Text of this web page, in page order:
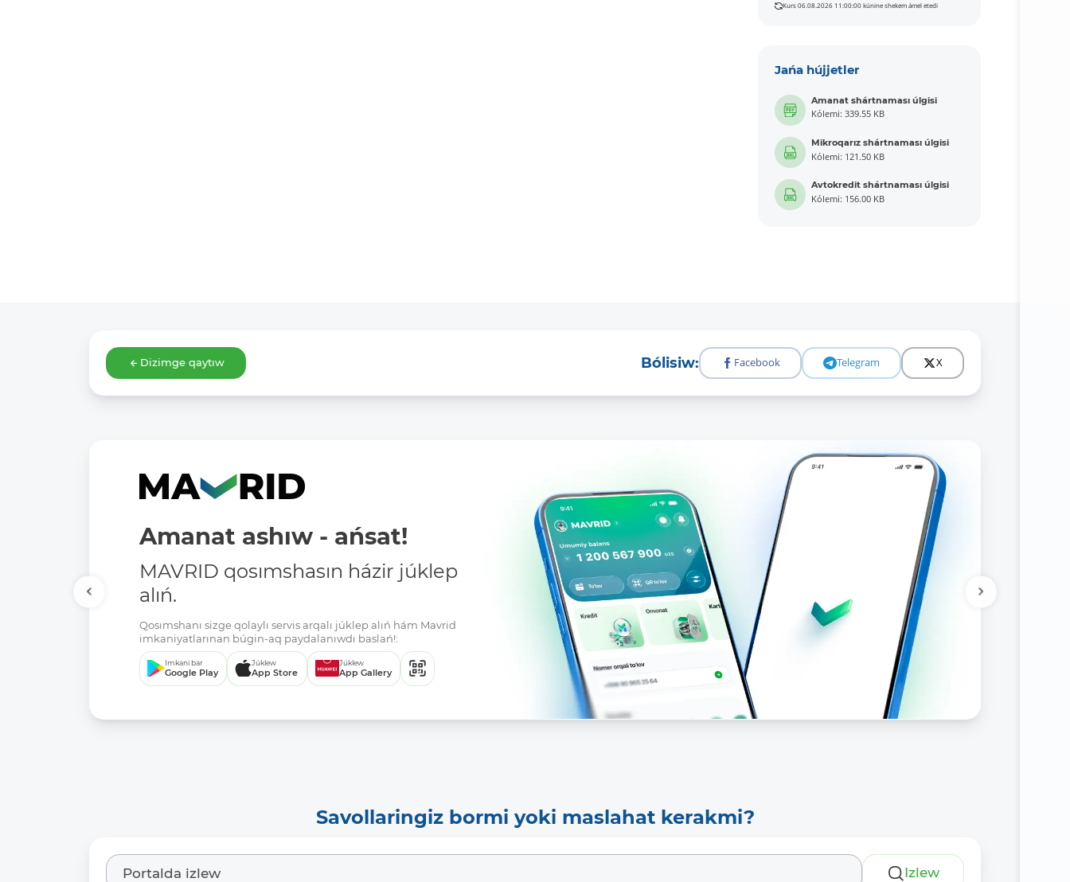
Kurs 06.08.2026 11:00:00 kúnine shekem ámel etedi
Jańa hújjetler
Amanat shártnaması úlgisi
Kólemi: 339.55 KB
Mikroqarız shártnaması úlgisi
Kólemi: 121.50 KB
Avtokredit shártnaması úlgisi
Kólemi: 156.00 KB
Dizimge qaytıw Bólisiw: Facebook Telegram X
Amanat ashıw - ańsat!
MAVRID qosımshasın házir júklep
alıń.
Qosımshanı sizge qolaylı servis arqalı júklep alıń hám Mavrid
imkaniyatlarınan búgin-aq paydalanıwdı baslań!:
Imkani bar
Google Play
Júklew
App Store
Júklew
App Gallery
Savollaringiz bormi yoki maslahat kerakmi?
Izlew
Tolıq